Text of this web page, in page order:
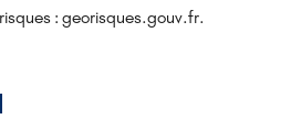
: georisques.gouv.fr.